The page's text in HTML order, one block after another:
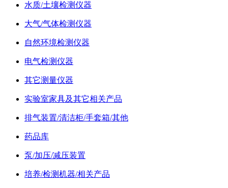
水质/土壤检测仪器
大气/气体检测仪器
自然环境检测仪器
电气检测仪器
其它测量仪器
实验室家具及其它相关产品
排气装置/清洁柜/手套箱/其他
药品库
泵/加压/减压装置
培养/检测机器/相关产品